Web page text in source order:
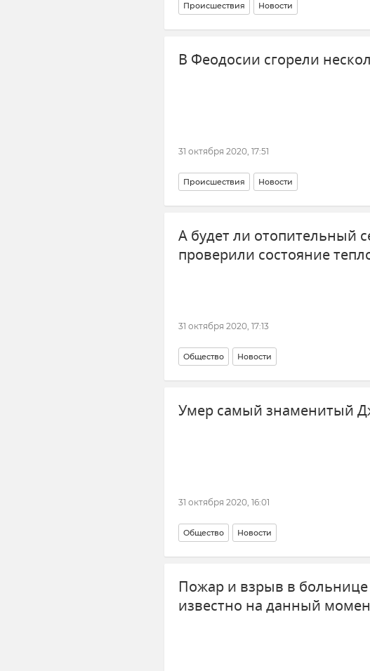
Происшествия Новости
В Феодосии сгорели
31 октября 2020, 17:51
Происшествия Новости
А будет ли отопительный
проверили состояние
31 октября 2020, 17:13
Общество Новости
Умер самый знаменитый
31 октября 2020, 16:01
Общество Новости
Пожар и взрыв в больнице
известно на данный